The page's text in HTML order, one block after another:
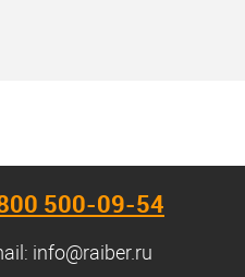
500-09-54
info@raiber.ru